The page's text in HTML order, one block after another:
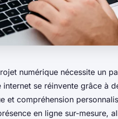
numérique nécessite un
se réinvente grâce à
et compréhension
en ligne sur-mesure,